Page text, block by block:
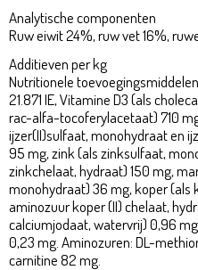
Analytische componenten
Ruw eiwit 24%, ruw vet 16%,
Additieven per kg
Nutritionele
21.871 IE, Vitamine D3 (als
rac-alfa-tocoferylacetaat) 710
ijzer(II)sulfaat, monohydraat en
95 mg, zink (als zinksulfaat,
zinkchelaat, hydraat) 150 mg,
monohydraat) 36 mg, koper (als
aminozuur koper (II) chelaat,
calciumjodaat, watervrij) 0,96
0,23 mg. Aminozuren: DL-
carnitine 82 mg.